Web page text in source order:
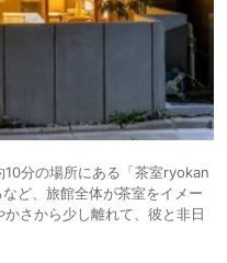
分の場所にある「茶室ryokan
ど、旅館全体が茶室をイメー
さから少し離れて、彼と非日